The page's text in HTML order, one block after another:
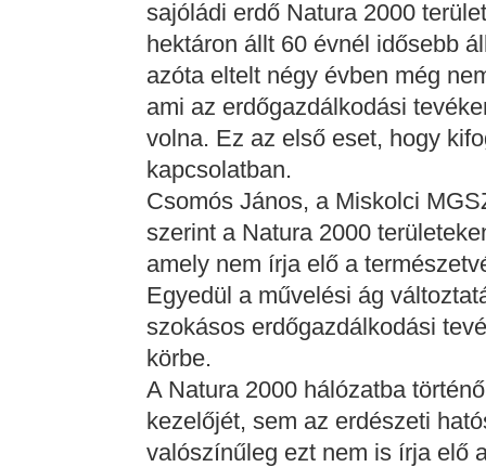
sajóládi erdő Natura 2000
hektáron állt 60 évnél idősebb
azóta eltelt négy évben még
ami az erdőgazdálkodási
volna. Ez az első eset, hogy
kapcsolatban.
Csomós János, a Miskolci
szerint a Natura 2000
amely nem írja elő a
Egyedül a művelési ág
szokásos erdőgazdálkodási
körbe.
A Natura 2000 hálózatba
kezelőjét, sem az erdészeti
valószínűleg ezt nem is írja elő